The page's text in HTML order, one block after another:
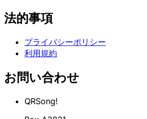
法的事項
プライバシーポリシー
利用規約
お問い合わせ
QRSong!